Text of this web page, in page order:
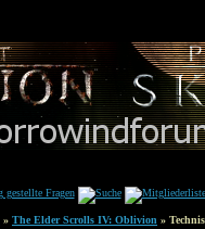
» The Elder Scrolls IV: Oblivion »